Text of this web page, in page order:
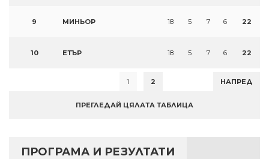
9 МИНЬОР 18 5 7 6 22
10 ЕТЪР 18 5 7 6 22
1 2 НАПРЕД
ПРЕГЛЕДАЙ ЦЯЛАТА ТАБЛИЦА
ПРОГРАМА И РЕЗУЛТАТИ